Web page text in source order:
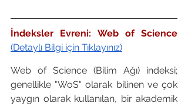
(Detaylı Bilgi için Tıklayınız)
Web of Science (Bilim Ağı) indeksi;
genellikle "WoS" olarak bilinen ve çok
yaygın olarak kullanılan, bir akademik